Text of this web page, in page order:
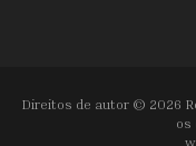
Direitos de autor © 2026
os